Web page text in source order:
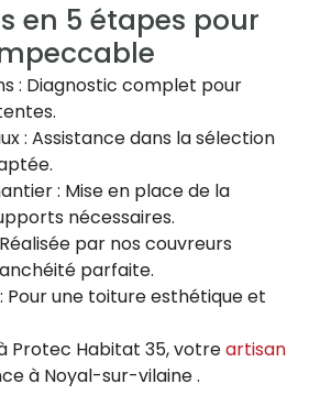
en 5 étapes pour
: Diagnostic complet pour
: Assistance dans la sélection
: Mise en place de la
nécessaires.
par nos couvreurs
parfaite.
Pour une toiture esthétique et
Protec Habitat 35, votreartisan
à Noyal-sur-vilaine .